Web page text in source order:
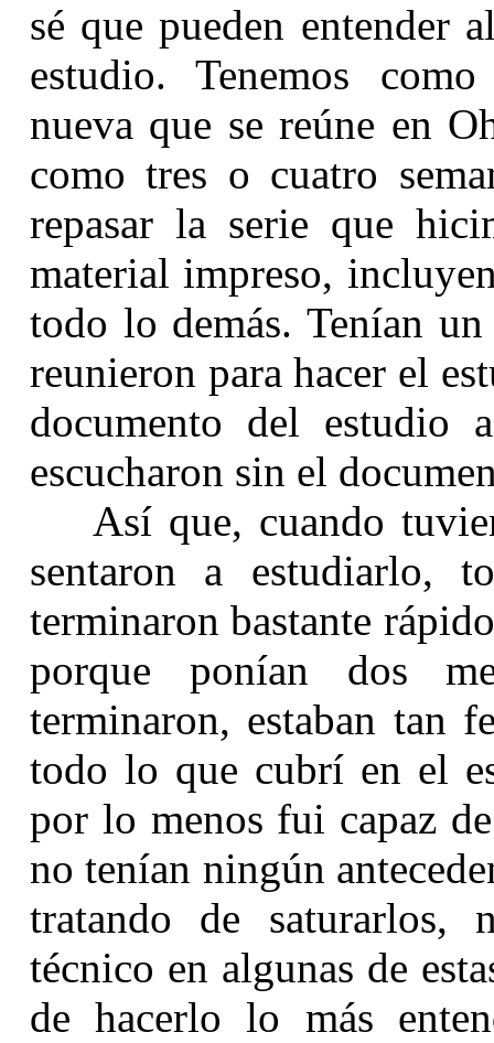
sé que pueden entender
estudio. Tenemos
nueva que se reúne en
como tres o cuatro
repasar la serie que
material impreso,
todo lo demás. Tenían
reunieron para hacer el
documento del estudio
escucharon sin el
Así que, cuando
sentaron a estudiarlo,
terminaron bastante
porque ponían dos
terminaron, estaban tan
todo lo que cubrí en el
por lo menos fui capaz
no tenían ningún
tratando de
técnico en algunas de
de hacerlo lo más